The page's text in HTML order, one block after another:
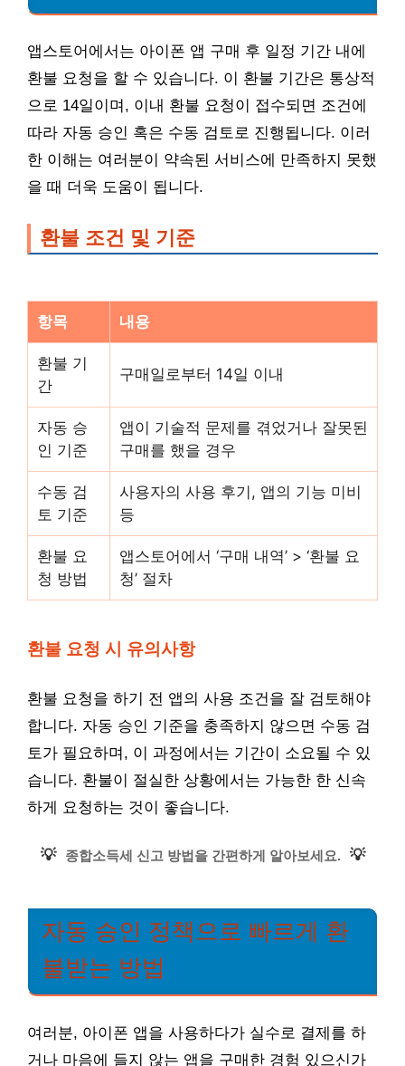
앱스토어에서는 아이폰 앱 구매 후 일정 기간 내에
환불 요청을 할 수 있습니다. 이 환불 기간은 통상적
으로 14일이며, 이내 환불 요청이 접수되면 조건에
따라 자동 승인 혹은 수동 검토로 진행됩니다. 이러
한 이해는 여러분이 약속된 서비스에 만족하지 못했
을 때 더욱 도움이 됩니다.
환불 조건 및 기준
항목 내용
환불 기
간
구매일로부터 14일 이내
자동 승
인 기준
앱이 기술적 문제를 겪었거나 잘못된
구매를 했을 경우
수동 검
토 기준
사용자의 사용 후기, 앱의 기능 미비
등
환불 요
청 방법
앱스토어에서 ‘구매 내역’ > ‘환불 요
청’ 절차
환불 요청 시 유의사항
환불 요청을 하기 전 앱의 사용 조건을 잘 검토해야
합니다. 자동 승인 기준을 충족하지 않으면 수동 검
토가 필요하며, 이 과정에서는 기간이 소요될 수 있
습니다. 환불이 절실한 상황에서는 가능한 한 신속
하게 요청하는 것이 좋습니다.
💡 종합소득세 신고 방법을 간편하게 알아보세요. 💡
자동 승인 정책으로 빠르게 환
불받는 방법
여러분, 아이폰 앱을 사용하다가 실수로 결제를 하
거나 마음에 들지 않는 앱을 구매한 경험 있으신가